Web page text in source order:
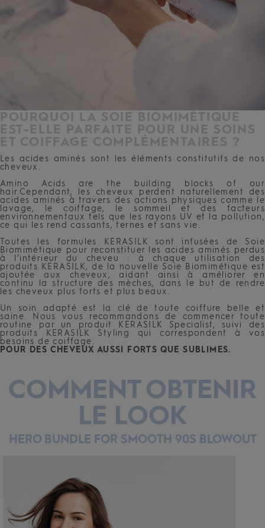
POURQUOI LA SOIE BIOMIMÉTIQUE
EST-ELLE PARFAITE POUR UNE SOINS
ET COIFFAGE COMPLÉMENTAIRES ?
Les acides aminés sont les éléments constitutifs de nos
cheveux.
Amino Acids are the building blocks of our
hair.Cependant, les cheveux perdent naturellement des
acides aminés à travers des actions physiques comme le
lavage, le coiffage, le sommeil et des facteurs
environnementaux tels que les rayons UV et la pollution,
ce qui les rend cassants, ternes et sans vie.
Toutes les formules KERASILK sont infusées de Soie
Biomimétique pour reconstituer les acides aminés perdus
à l’intérieur du cheveu : à chaque utilisation des
produits KERASILK, de la nouvelle Soie Biomimétique est
ajoutée aux cheveux, aidant ainsi à améliorer en
continu la structure des mèches, dans le but de rendre
les cheveux plus forts et plus beaux.
Un soin adapté est la clé de toute coiffure belle et
saine. Nous vous recommandons de commencer toute
routine par un produit KERASILK Specialist, suivi des
produits KERASILK Styling qui correspondent à vos
besoins de coiffage.
POUR DES CHEVEUX AUSSI FORTS QUE SUBLIMES.
COMMENT OBTENIR
LE LOOK
HERO BUNDLE FOR SMOOTH 90S BLOWOUT